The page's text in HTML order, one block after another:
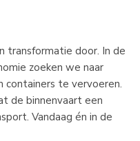
transformatie door. In de
zoeken we naar
containers te vervoeren.
de binnenvaart een
Vandaag én in de